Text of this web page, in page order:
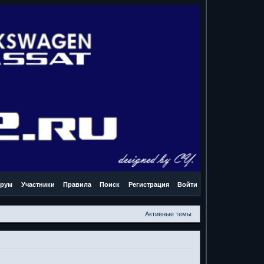
Участники Правила Поиск Регистрация Войти
Активные темы